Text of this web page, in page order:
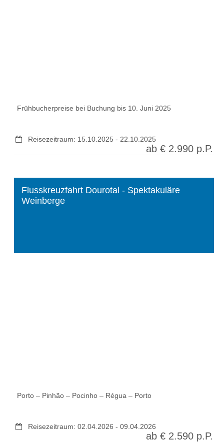
Frühbucherpreise bei Buchung bis 10. Juni 2025
Reisezeitraum: 15.10.2025 - 22.10.2025
ab € 2.990p.P.
Flusskreuzfahrt Dourotal - Spektakuläre
Weinberge
Porto – Pinhão – Pocinho – Régua – Porto
Reisezeitraum:02.04.2026 -09.04.2026
ab € 2.590p.P.